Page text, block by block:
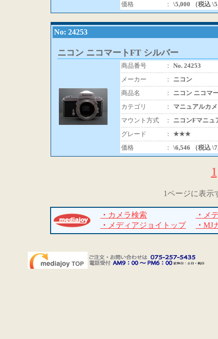
価格
： \5,000 （税込
No: 24253
ニコン ニコマートFT シルバー
商品番号 ： No. 24253
メーカー
：
ニコン
商品名
：
ニコン ニコマ
カテゴリ
：
マニュアルカ
マウント方式
：
ニコンFマニュ
グレード
： ★★★
価格
： \6,546 （税込
1
1ページに表示
・ カメラ検索 ・ メ
・ メディアジョイトップ ・ MJ